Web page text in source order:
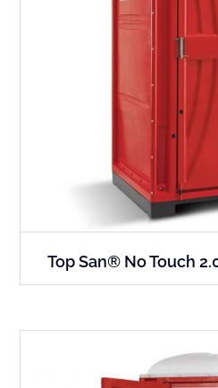
Top San® No Touch